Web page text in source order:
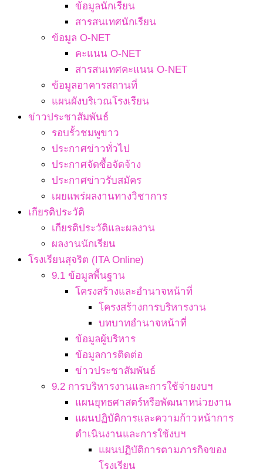
ข้อมูลนักเรียน
สารสนเทศนักเรียน
ข้อมูล O-NET
คะแนน O-NET
สารสนเทศคะแนน O-NET
ข้อมูลอาคารสถานที่
แผนผังบริเวณโรงเรียน
ข่าวประชาสัมพันธ์
รอบรั้วชมพูขาว
ประกาศข่าวทั่วไป
ประกาศจัดซื้อจัดจ้าง
ประกาศข่าวรับสมัคร
เผยแพร่ผลงานทางวิชาการ
เกียรติประวัติ
เกียรติประวัติและผลงาน
ผลงานนักเรียน
โรงเรียนสุจริต (ITA Online)
9.1 ข้อมูลพื้นฐาน
โครงสร้างและอำนาจหน้าที่
โครงสร้างการบริหารงาน
บทบาทอำนาจหน้าที่
ข้อมูลผู้บริหาร
ข้อมูลการติดต่อ
ข่าวประชาสัมพันธ์
9.2 การบริหารงานและการใช้จ่ายงบฯ
แผนยุทธศาสตร์หรือพัฒนาหน่วยงาน
แผนปฏิบัติการและความก้าวหน้าการ
ดำเนินงานและการใช้งบฯ
แผนปฏิบัติการตามภารกิจของ
โรงเรียน